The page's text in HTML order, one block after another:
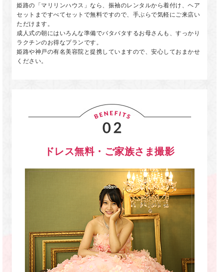
姫路の「マリリンハウス」なら、振袖のレンタルから着付け、ヘア
セットまですべてセットで無料ですので、手ぶらで気軽にご来店い
ただけます。
成人式の朝にはいろんな準備でバタバタするお母さんも、すっかり
ラクチンのお得なプランです。
姫路や神戸の有名美容院と提携していますので、安心しておまかせ
ください。
ドレス無料・ご家族さま撮影